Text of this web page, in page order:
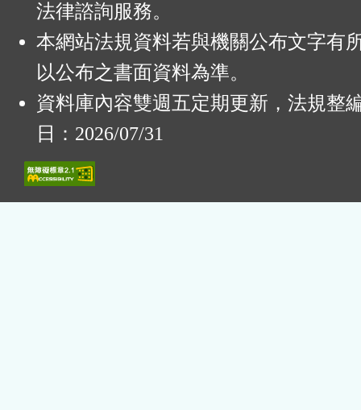
法律諮詢服務。
本網站法規資料若與機關公布文字有
以公布之書面資料為準。
資料庫內容雙週五定期更新，法規整
日：2026/07/31